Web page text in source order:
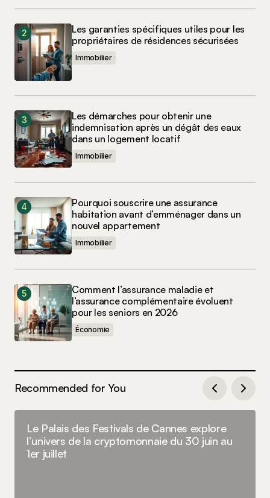
Les garanties spécifiques utiles pour les
propriétaires de résidences sécurisées
Immobilier
Les démarches pour obtenir une
indemnisation après un dégât des eaux
dans un logement locatif
Immobilier
Pourquoi souscrire une assurance
habitation avant d’emménager dans un
nouvel appartement
Immobilier
Comment l’assurance maladie et
l’assurance complémentaire évoluent
pour les seniors en 2026
Économie
Recommended for You
Le Palais des Festivals de Cannes explore
l’univers de la cryptomonnaie du 30 juin au
1er juillet